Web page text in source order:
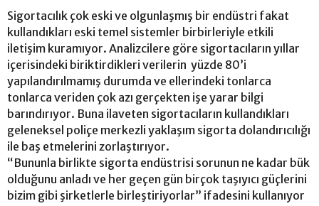
Sigortacılık çok eski ve olgunlaşmış bir endüstri fakat
kullandıkları eski temel sistemler birbirleriyle etkili
iletişim kuramıyor. Analizcilere göre sigortacıların yıllar
içerisindeki biriktirdikleri verilerin yüzde 80’i
yapılandırılmamış durumda ve ellerindeki tonlarca
tonlarca veriden çok azı gerçekten işe yarar bilgi
barındırıyor. Buna ilaveten sigortacıların kullandıkları
geleneksel poliçe merkezli yaklaşım sigorta dolandırıcılığı
ile baş etmelerini zorlaştırıyor.
“Bununla birlikte sigorta endüstrisi sorunun ne kadar bük
olduğunu anladı ve her geçen gün birçok taşıyıcı güçlerini
bizim gibi şirketlerle birleştiriyorlar” ifadesini kullanıyor